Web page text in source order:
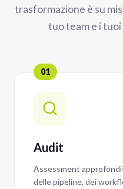
trasformazione è su
tuo team e i
01
Audit
Assessment
delle pipeline, dei